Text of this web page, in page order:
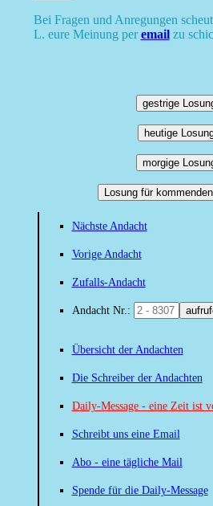
Bei Fragen und Anregungen
L. eure Meinung peremailzu
gestrige
heutige
morgige
Losung für
Nächste Andacht
Vorige Andacht
Zufalls-Andacht
Andacht Nr.:
Übersicht der Andachten
Die Schreiber der Andachten
Daily-Message - eine Zeit ist
Schreibt uns eine Email
Abo - eine tägliche Mail
Spende für die Daily-Message